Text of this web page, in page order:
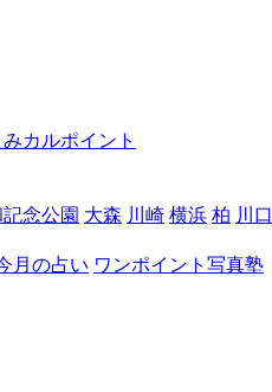
みカルポイント
念公園 大森 川崎 横浜 柏 川口
月の占い ワンポイント写真塾